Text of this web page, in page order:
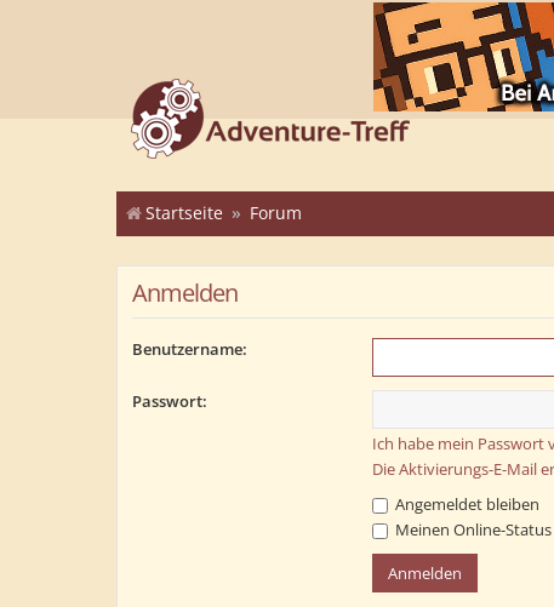
Startseite Forum
Anmelden
Benutzername:
Passwort:
Ich habe mein Passwort
Die Aktivierungs-E-Mail
Angemeldet bleiben
Meinen Online-